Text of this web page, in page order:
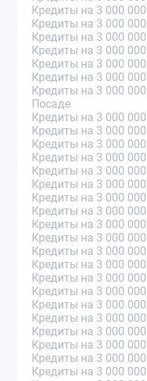
Кредиты на 3 000
Кредиты на 3 000
Кредиты на 3 000
Кредиты на 3 000
Кредиты на 3 000
Кредиты на 3 000
Кредиты на 3 000
Посаде
Кредиты на 3 000
Кредиты на 3 000
Кредиты на 3 000
Кредиты на 3 000
Кредиты на 3 000
Кредиты на 3 000
Кредиты на 3 000
Кредиты на 3 000
Кредиты на 3 000
Кредиты на 3 000
Кредиты на 3 000
Кредиты на 3 000
Кредиты на 3 000
Кредиты на 3 000
Кредиты на 3 000
Кредиты на 3 000
Кредиты на 3 000
Кредиты на 3 000
Кредиты на 3 000
Кредиты на 3 000